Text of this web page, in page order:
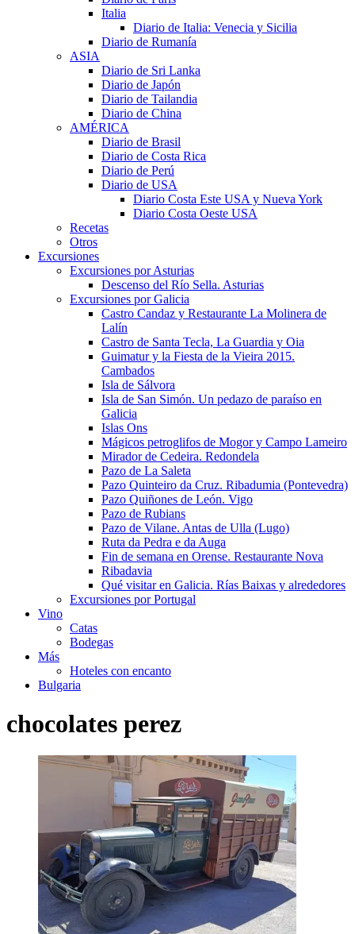
Italia
Diario de Italia: Venecia y Sicilia
Diario de Rumanía
ASIA
Diario de Sri Lanka
Diario de Japón
Diario de Tailandia
Diario de China
AMÉRICA
Diario de Brasil
Diario de Costa Rica
Diario de Perú
Diario de USA
Diario Costa Este USA y Nueva York
Diario Costa Oeste USA
Recetas
Otros
Excursiones
Excursiones por Asturias
Descenso del Río Sella. Asturias
Excursiones por Galicia
Castro Candaz y Restaurante La Molinera de
Lalín
Castro de Santa Tecla, La Guardia y Oia
Guimatur y la Fiesta de la Vieira 2015.
Cambados
Isla de Sálvora
Isla de San Simón. Un pedazo de paraíso en
Galicia
Islas Ons
Mágicos petroglifos de Mogor y Campo Lameiro
Mirador de Cedeira. Redondela
Pazo de La Saleta
Pazo Quinteiro da Cruz. Ribadumia (Pontevedra)
Pazo Quiñones de León. Vigo
Pazo de Rubians
Pazo de Vilane. Antas de Ulla (Lugo)
Ruta da Pedra e da Auga
Fin de semana en Orense. Restaurante Nova
Ribadavia
Qué visitar en Galicia. Rías Baixas y alrededores
Excursiones por Portugal
Vino
Catas
Bodegas
Más
Hoteles con encanto
Bulgaria
chocolates perez